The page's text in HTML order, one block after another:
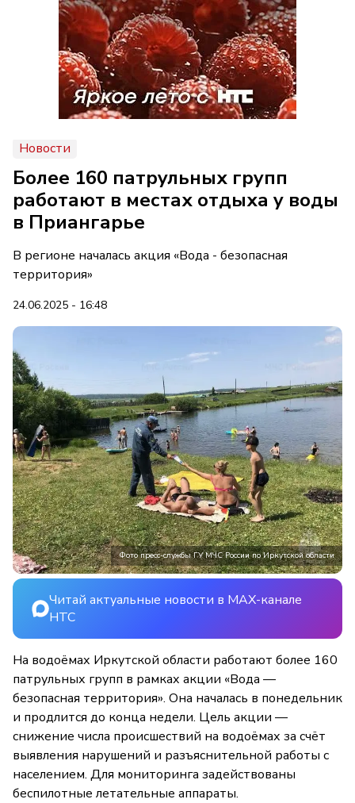
Новости
Более 160 патрульных групп
работают в местах отдыха у воды
в Приангарье
В регионе началась акция «Вода - безопасная
территория»
24.06.2025 - 16:48
Фото пресс-службы ГУ МЧС России по Иркутской области
Читай актуальные новости в MAX-канале
НТС
На водоёмах Иркутской области работают более 160
патрульных групп в рамках акции «Вода —
безопасная территория». Она началась в понедельник
и продлится до конца недели. Цель акции —
снижение числа происшествий на водоёмах за счёт
выявления нарушений и разъяснительной работы с
населением. Для мониторинга задействованы
беспилотные летательные аппараты.